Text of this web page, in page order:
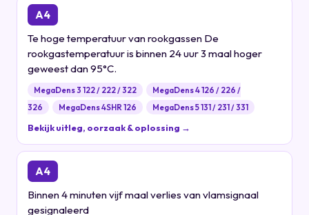
A4
Te hoge temperatuur van rookgassen De
rookgastemperatuur is binnen 24 uur 3 maal hoger
geweest dan 95°C.
MegaDens 3 122 / 222 / 322
MegaDens 4 126 / 226 /
326
MegaDens 4SHR 126 MegaDens 5 131 / 231 / 331
Bekijk uitleg, oorzaak & oplossing →
A4
Binnen 4 minuten vijf maal verlies van vlamsignaal
gesignaleerd